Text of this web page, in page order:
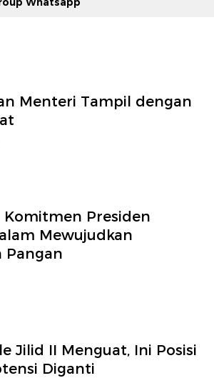
Menteri Tampil dengan
Komitmen Presiden
Mewujudkan
Pangan
Jilid II Menguat, Ini Posisi
Diganti